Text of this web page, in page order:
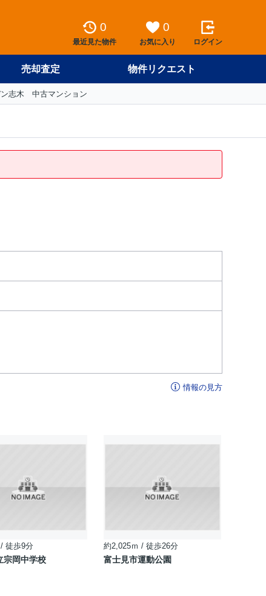
0
最近見た物件
0
お気に入り ログイン
売却査定 物件リクエスト
ン志木 中古マンション
情報の見方
徒歩9分
宗岡中学校
約2,025ｍ / 徒歩26分
富士見市運動公園